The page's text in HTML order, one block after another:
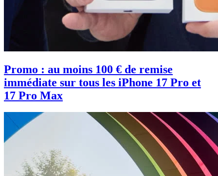
Promo : au moins 100 € de remise
immédiate sur tous les iPhone 17 Pro et
17 Pro Max